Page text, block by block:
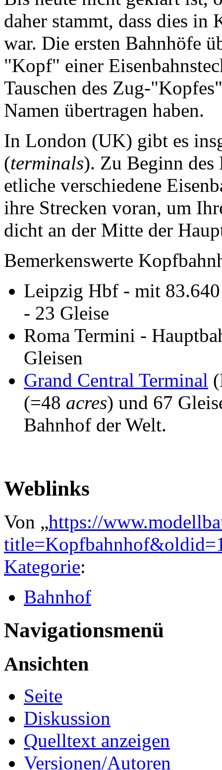
daher stammt, dass dies
war. Die ersten Bahnhöfe
"Kopf" einer
Tauschen des Zug-
Namen übertragen haben.
In London (UK) gibt es
(terminals). Zu Beginn des
etliche verschiedene
ihre Strecken voran, um
dicht an der Mitte der
Bemerkenswerte
Leipzig Hbf - mit
- 23 Gleise
Roma Termini -
Gleisen
Grand Central Terminal
(=48 acres) und 67
Bahnhof der Welt.
Weblinks
Von „https://
Kategorie:
Bahnhof
Navigationsmenü
Ansichten
Seite
Diskussion
Quelltext anzeigen
Versionen/Autoren